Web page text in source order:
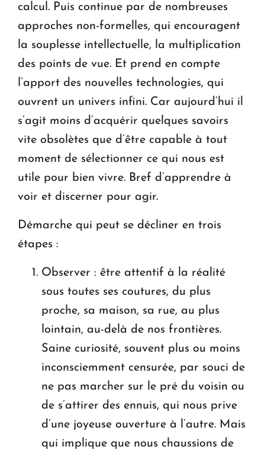
calcul. Puis continue par de nombreuses
approches non-formelles, qui encouragent
la souplesse intellectuelle, la multiplication
des points de vue. Et prend en compte
l’apport des nouvelles technologies, qui
ouvrent un univers infini. Car aujourd’hui il
s’agit moins d’acquérir quelques savoirs
vite obsolètes que d’être capable à tout
moment de sélectionner ce qui nous est
utile pour bien vivre. Bref d’apprendre à
voir et discerner pour agir.
Démarche qui peut se décliner en trois
étapes :
Observer : être attentif à la réalité
sous toutes ses coutures, du plus
proche, sa maison, sa rue, au plus
lointain, au-delà de nos frontières.
Saine curiosité, souvent plus ou moins
inconsciemment censurée, par souci de
ne pas marcher sur le pré du voisin ou
de s’attirer des ennuis, qui nous prive
d’une joyeuse ouverture à l’autre. Mais
qui implique que nous chaussions de